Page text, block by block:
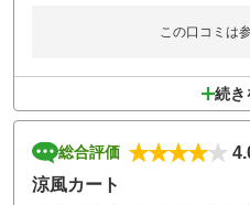
この口コミは
続き
総合評価
涼風カート